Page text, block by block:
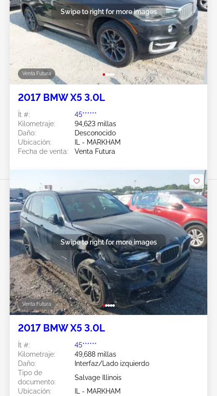
Venta Futura
Swipe to right for more images
2017 BMW X5 3.0L
Ít #:
45******
Kilometraje:
94,623 millas
Daño:
Desconocido
Ubicación:
IL - MARKHAM
Fecha de venta:
Venta Futura
Venta Futura
Swipe to right for more images
2017 BMW X5 3.0L
Ít #:
45******
Kilometraje:
49,688 millas
Daño:
Interfaz/Lado izquierdo
Tipo de
documento:
Salvage Illinois
Ubicación:
IL - MARKHAM